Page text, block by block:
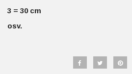
3 = 30 cm
osv.